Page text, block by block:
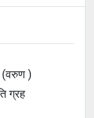
)
ग्रह